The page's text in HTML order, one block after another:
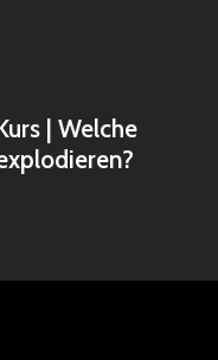
| Welche